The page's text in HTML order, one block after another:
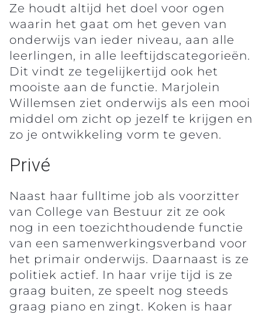
Ze houdt altijd het doel voor ogen
waarin het gaat om het geven van
onderwijs van ieder niveau, aan alle
leerlingen, in alle leeftijdscategorieën.
Dit vindt ze tegelijkertijd ook het
mooiste aan de functie. Marjolein
Willemsen ziet onderwijs als een mooi
middel om zicht op jezelf te krijgen en
zo je ontwikkeling vorm te geven.
Privé
Naast haar fulltime job als voorzitter
van College van Bestuur zit ze ook
nog in een toezichthoudende functie
van een samenwerkingsverband voor
het primair onderwijs. Daarnaast is ze
politiek actief. In haar vrije tijd is ze
graag buiten, ze speelt nog steeds
graag piano en zingt. Koken is haar